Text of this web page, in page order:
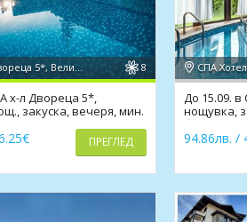
СПА хотел Двореца 5*, Велинград 8
х-л Двореца 5*,
закуска, вечеря, мин.
стая
ПРЕГЛЕД
До 15.09. в
нощувка,
басейни и
94.86лв. /